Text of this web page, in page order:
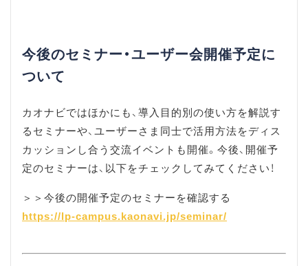
今後のセミナー・ユーザー会開催予定に
ついて
カオナビではほかにも、導入目的別の使い方を解説す
るセミナーや、ユーザーさま同士で活用方法をディス
カッションし合う交流イベントも開催。今後、開催予
定のセミナーは、以下をチェックしてみてください！
＞＞今後の開催予定のセミナーを確認する
https://lp-campus.kaonavi.jp/seminar/